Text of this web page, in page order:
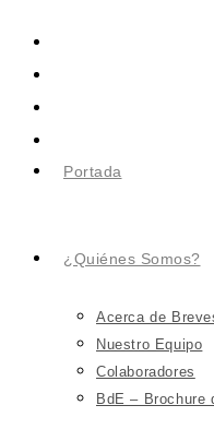
Portada
¿Quiénes Somos?
Acerca de
Nuestro Equipo
Colaboradores
BdE – Brochure